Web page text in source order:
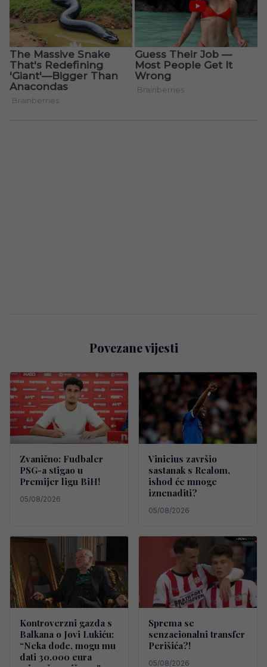
Povezane vijesti
Zvanično: Fudbaler
PSG-a stigao u
Premijer ligu BiH!
05/08/2026
Vinicius završio
sastanak s Realom,
ishod će mnoge
iznenaditi?
05/08/2026
Kontroverzni gazda s
Balkana o Jovi Lukiću:
“Neka dođe, mogu mu
dati 30.000 eura
Sprema se
senzacionalni transfer
Perišića?!
05/08/2026